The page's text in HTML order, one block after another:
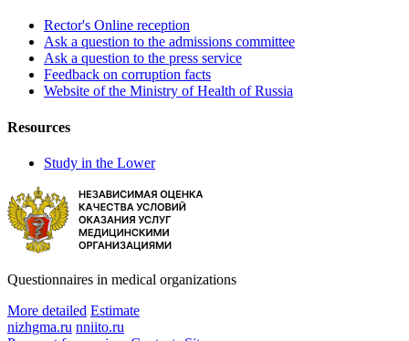
Rector's Online reception
Ask a question to the admissions committee
Ask a question to the press service
Feedback on corruption facts
Website of the Ministry of Health of Russia
Resources
Study in the Lower
Questionnaires in medical organizations
More detailed Estimate
nizhgma.ru nniito.ru